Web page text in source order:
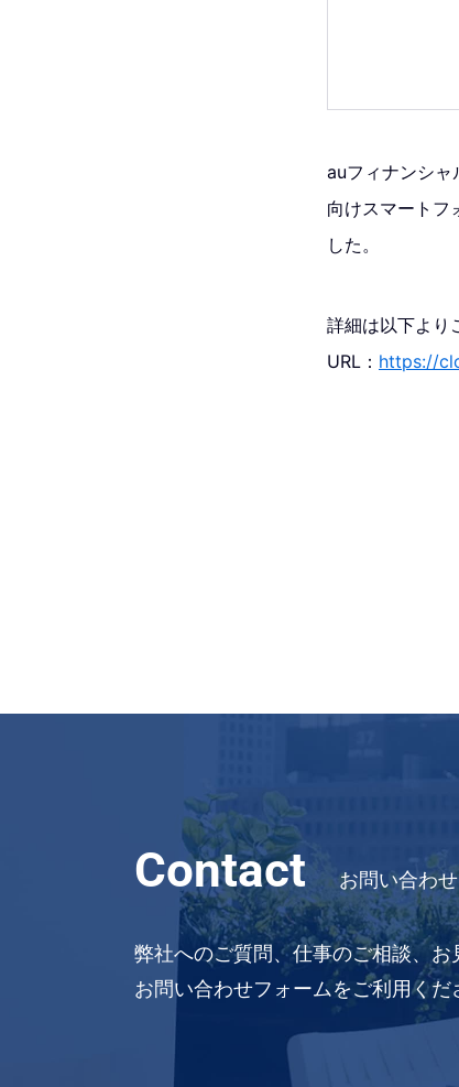
auフィナンシ
向けスマートフ
した。
詳細は以下より
URL： https://
Contact お問い合わせ
弊社へのご質問、仕事のご相談、お
お問い合わせフォームをご利用くだ